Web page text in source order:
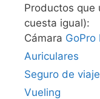
Productos que
cuesta igual):
Cámara GoPro
Auriculares
Seguro de viaje
Vueling